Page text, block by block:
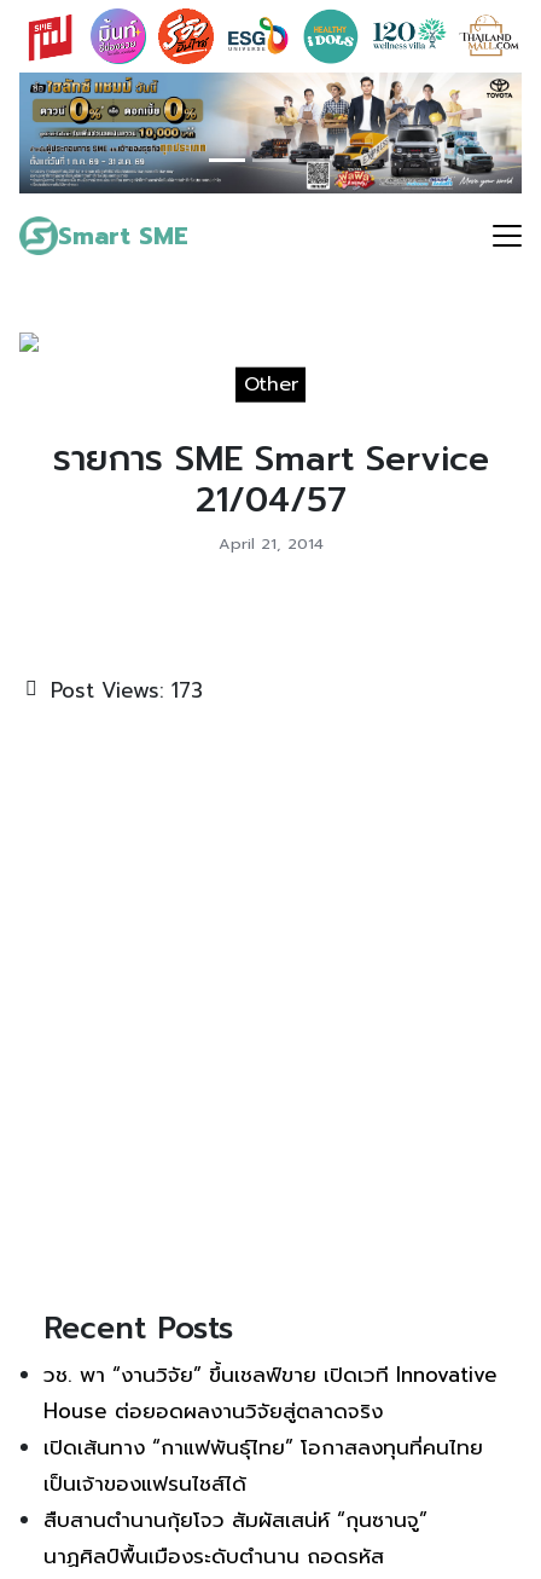
Skip
content
Smart SME
Search
for:
Other
รายการ SME Smart Service
21/04/57
April 21, 2014
Post Views: 173
Recent Posts
วช. พา “งานวิจัย” ขึ้นเชลฟ์ขาย เปิดเวที Innovative
House ต่อยอดผลงานวิจัยสู่ตลาดจริง
เปิดเส้นทาง “กาแฟพันธุ์ไทย” โอกาสลงทุนที่คนไทย
เป็นเจ้าของแฟรนไชส์ได้
สืบสานตำนานกุ้ยโจว สัมผัสเสน่ห์ “กุนซานจู”
นาฏศิลป์พื้นเมืองระดับตำนาน ถอดรหัส